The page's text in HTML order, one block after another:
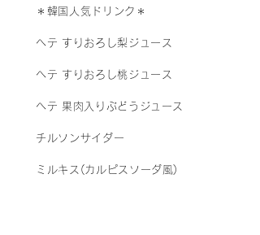
＊韓国人気ドリンク＊
ヘテ すりおろし梨ジュース
ヘテ すりおろし桃ジュース
ヘテ 果肉入りぶどうジュース
チルソンサイダー
ミルキス(カルピスソーダ風)